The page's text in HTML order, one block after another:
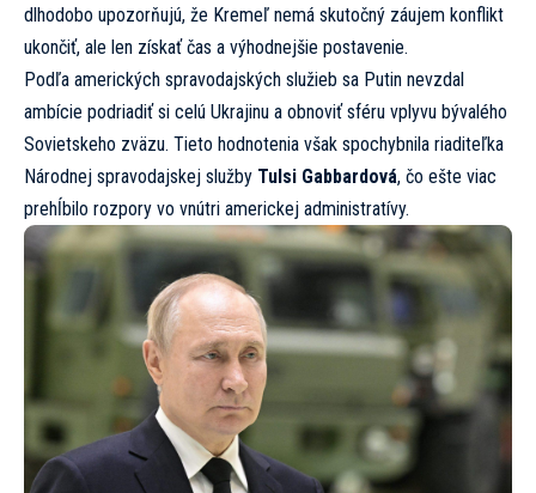
dlhodobo upozorňujú, že Kremeľ nemá skutočný záujem konflikt
ukončiť, ale len získať čas a výhodnejšie postavenie.
Podľa amerických spravodajských služieb sa Putin nevzdal
ambície podriadiť si celú Ukrajinu a obnoviť sféru vplyvu bývalého
Sovietskeho zväzu. Tieto hodnotenia však spochybnila riaditeľka
Národnej spravodajskej služby Tulsi Gabbardová, čo ešte viac
prehĺbilo rozpory vo vnútri americkej administratívy.